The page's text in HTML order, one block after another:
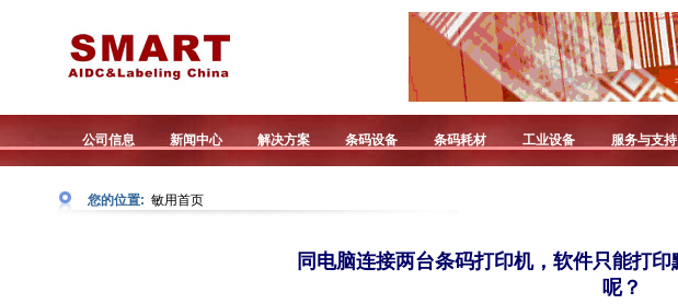
公司信息 新闻中心 解决方案 条码设备 条码耗材 工业设备 服务与支持
您的位置: 敏用首页
同电脑连接两台条码打印机，软件只能打
呢？